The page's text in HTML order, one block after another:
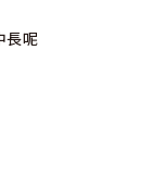
長呢